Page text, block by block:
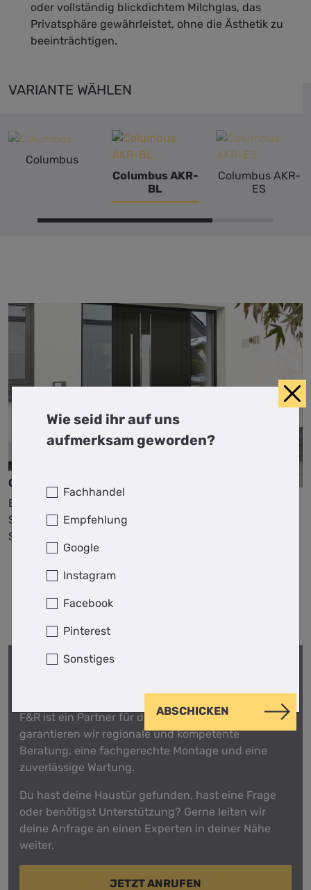
Wie seid ihr auf uns
aufmerksam geworden?
Fachhandel
Empfehlung
Google
Instagram
Facebook
Pinterest
Sonstiges
ABSCHICKEN
oder vollständig blickdichtem Milchglas, das
Privatsphäre gewährleistet, ohne die Ästhetik zu
beeinträchtigen.
VARIANTE WÄHLEN
Columbus
Columbus AKR-
BL
Columbus AKR-
ES
Columbus AKR-ES
Einsatzfüllung in Schwarzgrau mit
Sandstrahlverglasung Neo und
Stangengriff Georgia 1330mm
DEIN WEG ZUR TRAUMTÜR
F&R ist ein Partner für den Fachhandel. So
garantieren wir regionale und kompetente
Beratung, eine fachgerechte Montage und eine
zuverlässige Wartung.
Du hast deine Haustür gefunden, hast eine Frage
oder benötigst Unterstützung? Gerne leiten wir
deine Anfrage an einen Experten in deiner Nähe
weiter.
JETZT ANRUFEN